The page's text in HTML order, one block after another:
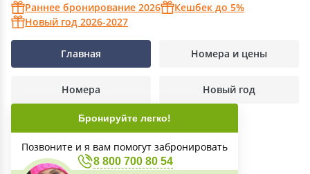
Раннее бронирование 2026
Кешбек до 5%
Новый год 2026-2027
Главная Номера и цены
Номера Новый год
Бронируйте легко!
Позвоните и я вам помогут забронировать
8 800 700 80 54